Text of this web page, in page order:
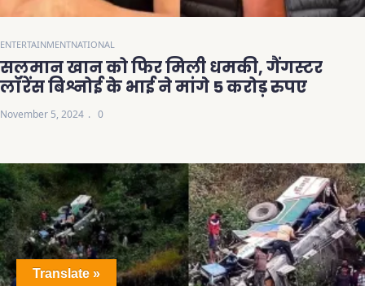
ENTERTAINMENTNATIONAL
सलमान खान को फिर मिली धमकी, गैंगस्टर
लॉरेंस बिश्नोई के भाई ने मांगे 5 करोड़ रुपए
November 5, 2024 0
Translate »